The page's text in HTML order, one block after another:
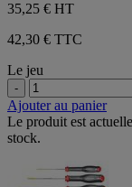
35,25 € HT
42,30 € TTC
Le jeu
-
Ajouter au panier
Le produit est
stock.